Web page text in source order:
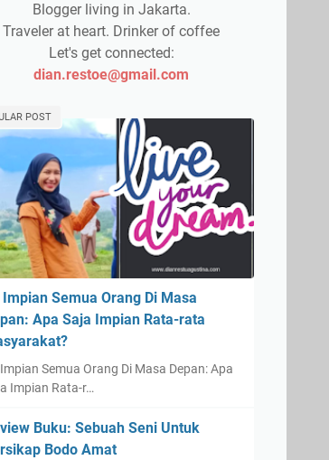
Blogger living in Jakarta.
Traveler at heart. Drinker of coffee
Let's get connected:
dian.restoe@gmail.com
POST
Impian Semua Orang Di Masa
Apa Saja Impian Rata-rata
Semua Orang Di Masa Depan: Apa
Impian Rata-r…
Buku: Sebuah Seni Untuk
Bodo Amat